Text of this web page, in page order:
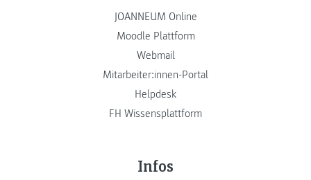
JOANNEUM Online
Moodle Plattform
Webmail
Mitarbeiter:innen-Portal
Helpdesk
FH Wissensplattform
Infos